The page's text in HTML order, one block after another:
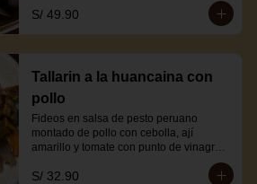
S/ 49.90
Tallarin a la huancaina con
pollo
Fideos en salsa de pesto peruano
montado de pollo con cebolla, ají
amarillo y tomate con punto de vinagre y
S/ 32.90